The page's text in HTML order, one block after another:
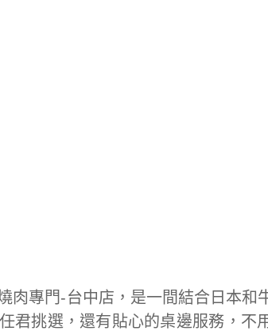
肉專門-台中店，是一間結合日本和
君挑選，還有貼心的桌邊服務，不